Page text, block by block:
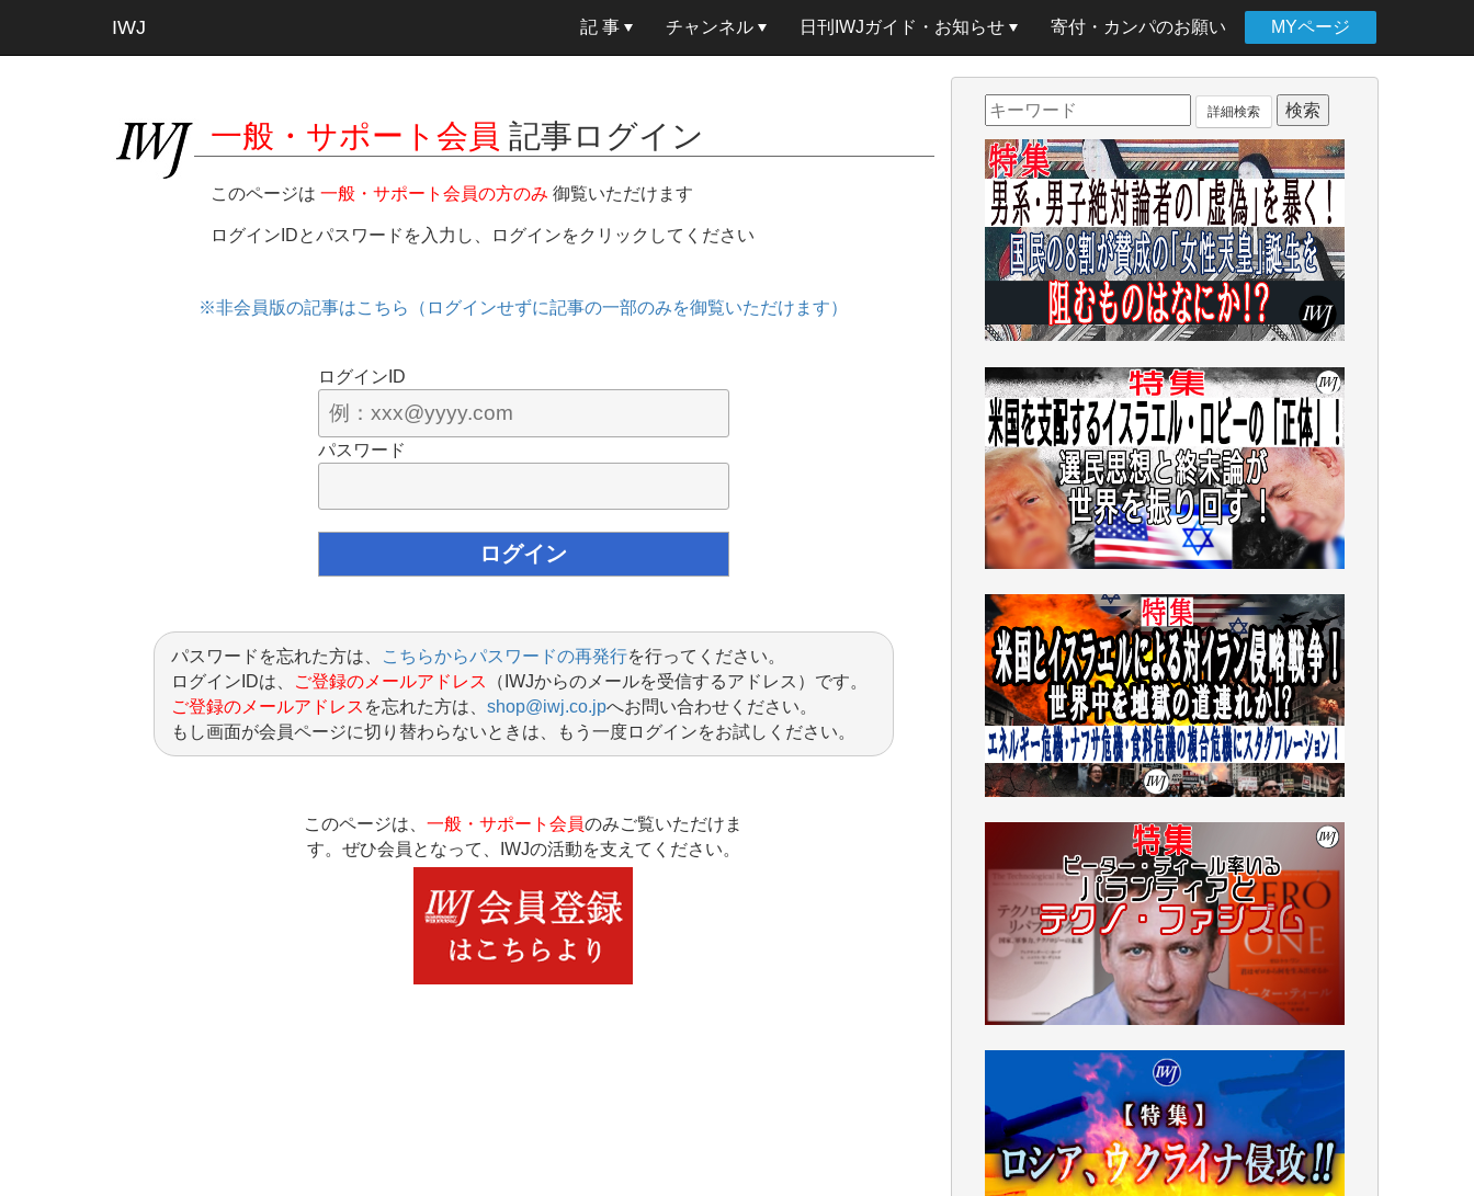
IWJ 記 事 チャンネル 日刊IWJガイド・お知らせ 寄付・カンパのお願い MYページ
一般・サポート会員 記事ログイン
このページは 一般・サポート会員の方のみ 御覧いただけます
ログインIDとパスワードを入力し、ログインをクリックしてください
※非会員版の記事はこちら（ログインせずに記事の一部のみを御覧いただけます）
ログインID
パスワード
パスワードを忘れた方は、 こちらからパスワードの再発行を行ってください。
ログインIDは、
ご登録のメールアドレス （IWJからのメールを受信するアドレス）です。
ご登録のメールアドレス を忘れた方は、 shop@iwj.co.jpへお問い合わせください。
もし画面が会員ページに切り替わらないときは、もう一度ログインをお試しください。
このページは、 一般・サポート会員のみご覧いただけま
す。ぜひ会員となって、IWJの活動を支えてください。
詳細検索